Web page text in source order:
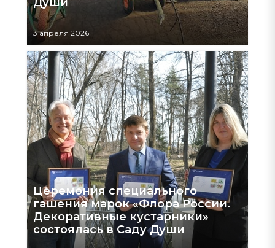
Души
3 апреля 2026
Церемония специального
гашения марок «Флора России.
Декоративные кустарники»
состоялась в Саду Души